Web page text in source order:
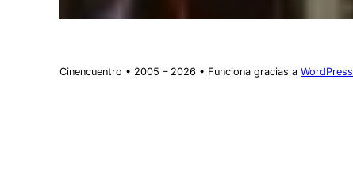
Cinencuentro • 2005 – 2026 • Funciona gracias aWordPress